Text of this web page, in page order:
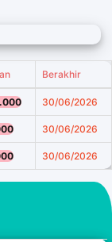
Berakhir
30/06/2026
30/06/2026
30/06/2026